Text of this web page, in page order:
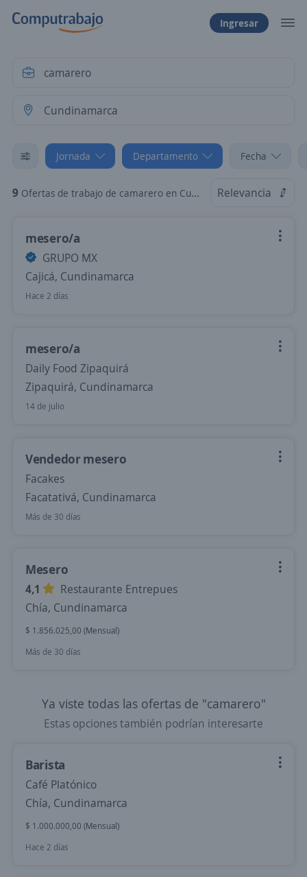
Ingresar
Jornada Departamento Fecha
9 Ofertas de trabajo de camarero en Cundinamarca: Tiempo Parcial Relevancia
mesero/a
GRUPO MX
Cajicá, Cundinamarca
Hace 2 días
mesero/a
Daily Food Zipaquirá
Zipaquirá, Cundinamarca
14 de julio
Vendedor mesero
Facakes
Facatativá, Cundinamarca
Más de 30 días
Mesero
4,1
Restaurante Entrepues
Chía, Cundinamarca
$ 1.856.025,00 (Mensual)
Más de 30 días
Ya viste todas las ofertas de "camarero"
Estas opciones también podrían interesarte
Barista
Café Platónico
Chía, Cundinamarca
$ 1.000.000,00 (Mensual)
Hace 2 días